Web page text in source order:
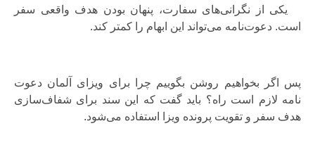
یکی از نگرانی‌های سفارت، پنهان بودن هدف واقعی سفر
است. دعوت‌نامه می‌تواند این ابهام را کمتر کند.
پس اگر بخواهیم روشن بگوییم چرا برای ویزای آلمان دعوت
نامه لازم است راه؟ باید گفت که این سند برای شفاف‌سازی
هدف سفر و تقویت پرونده ویزا استفاده می‌شود.